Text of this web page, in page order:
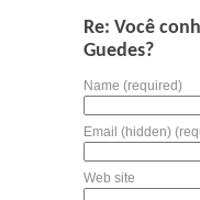
Re: Você
Guedes?
Name (required)
Email (hidden)
Web site